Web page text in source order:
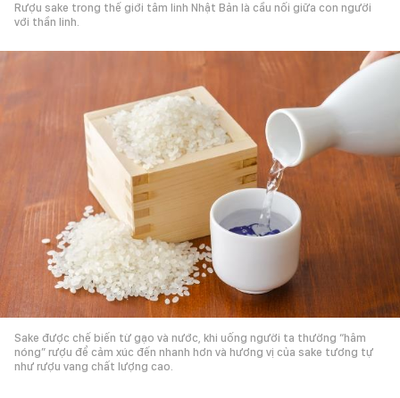
Rượu sake trong thế giới tâm linh Nhật Bản là cầu nối giữa con người
với thần linh.
Sake được chế biến từ gạo và nước, khi uống người ta thường “hâm
nóng” rượu để cảm xúc đến nhanh hơn và hương vị của sake tương tự
như rượu vang chất lượng cao.